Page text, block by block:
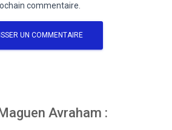
commentaire.
Avraham :